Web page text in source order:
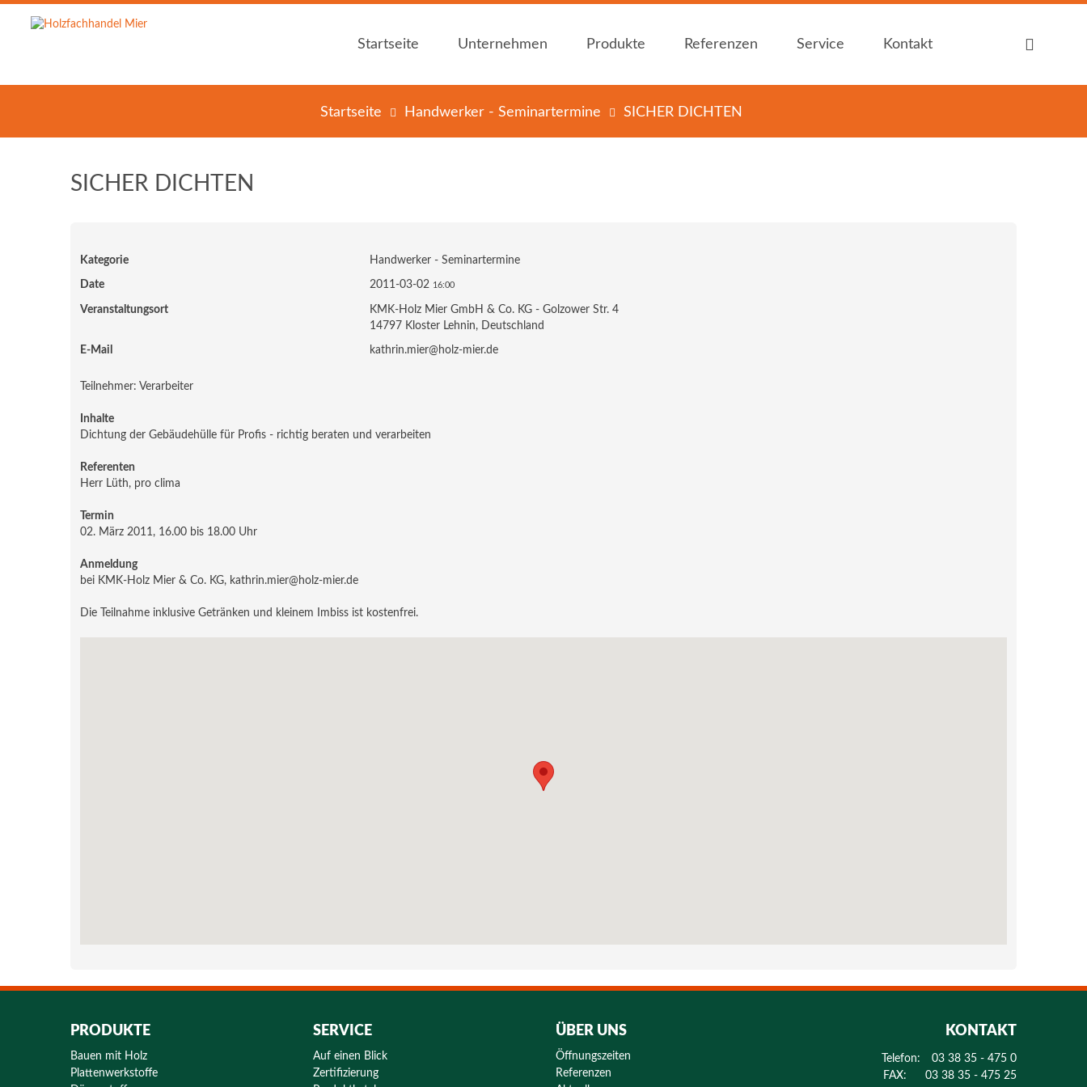
Startseite Unternehmen
Holzfachhandel Mier
Produkte
Bauen mit Holz
farben
Referenzen Service
Auf einen Blick
Kontakt
Ansprechpartner
Startseite Handwerker - Seminartermine SICHER DICHTEN
SICHER DICHTEN
Kategorie Handwerker - Seminartermine
Date 2011-03-02 16:00
Veranstaltungsort
KMK-Holz Mier GmbH & Co. KG - Golzower Str. 4
14797 Kloster Lehnin, Deutschland
E-Mail kathrin.mier@holz-mier.de
Teilnehmer: Verarbeiter
Inhalte
Dichtung der Gebäudehülle für Profis - richtig beraten und verarbeiten
Referenten
Herr Lüth, pro clima
Termin
02. März 2011, 16.00 bis 18.00 Uhr
Anmeldung
bei KMK-Holz Mier & Co. KG, kathrin.mier@holz-mier.de
Die Teilnahme inklusive Getränken und kleinem Imbiss ist kostenfrei.
PRODUKTE
Bauen mit Holz
Plattenwerkstoffe
SERVICE
Auf einen Blick
Zertifizierung
ÜBER UNS
Öffnungszeiten
Referenzen
KONTAKT
Telefon:
03 38 35 - 475 0
FAX:
03 38 35 - 475 25